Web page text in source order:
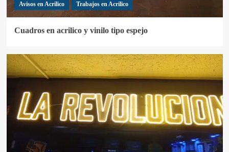
Avisos en Acrilico Trabajos en Acrilico
Cuadros en acrilico y vinilo tipo espejo